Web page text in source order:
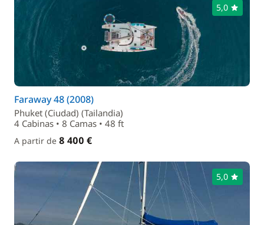
5,0
Faraway 48 (2008)
Phuket (Ciudad) (Tailandia)
4 Cabinas • 8 Camas • 48 ft
A partir de 8 400 €
5,0